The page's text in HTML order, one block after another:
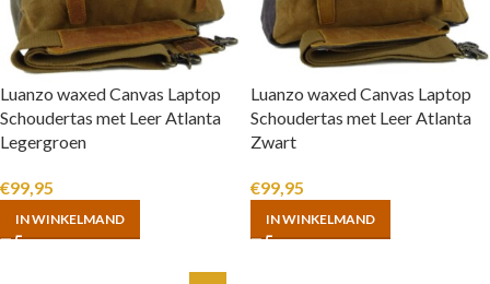
Luanzo waxed Canvas Laptop
Schoudertas met Leer Atlanta
Legergroen
€99,95
IN WINKELMAND
Luanzo waxed Canvas Laptop
Schoudertas met Leer Atlanta
Zwart
€99,95
IN WINKELMAND